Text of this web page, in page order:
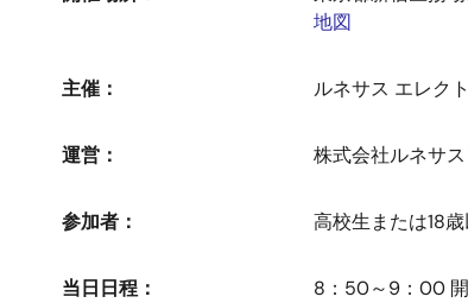
地図
主催： ルネサス エレク
運営： 株式会社ルネサ
参加者： 高校生または18
当日日程：
8：50～9：00